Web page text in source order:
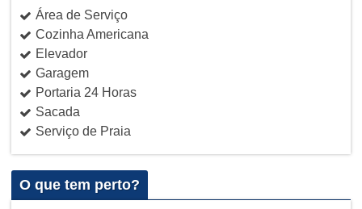
Área de Serviço
Cozinha Americana
Elevador
Garagem
Portaria 24 Horas
Sacada
Serviço de Praia
O que tem perto?